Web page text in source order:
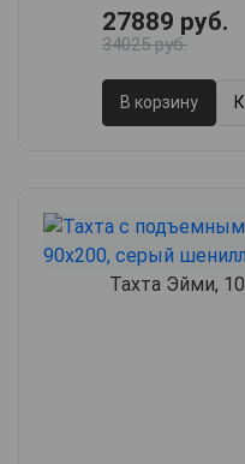
27889 руб.
34025 руб.
В корзину
Тахта Эйми,